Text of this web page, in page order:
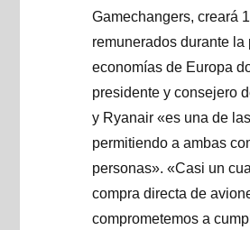
Gamechangers, creará
remunerados durante
economías de Europa
presidente y consejero
y Ryanair «es una de
permitiendo a ambas
personas». «Casi un
compra directa de
comprometemos a